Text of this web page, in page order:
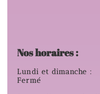
Nos horaires :
Lundi et dimanche :
Fermé